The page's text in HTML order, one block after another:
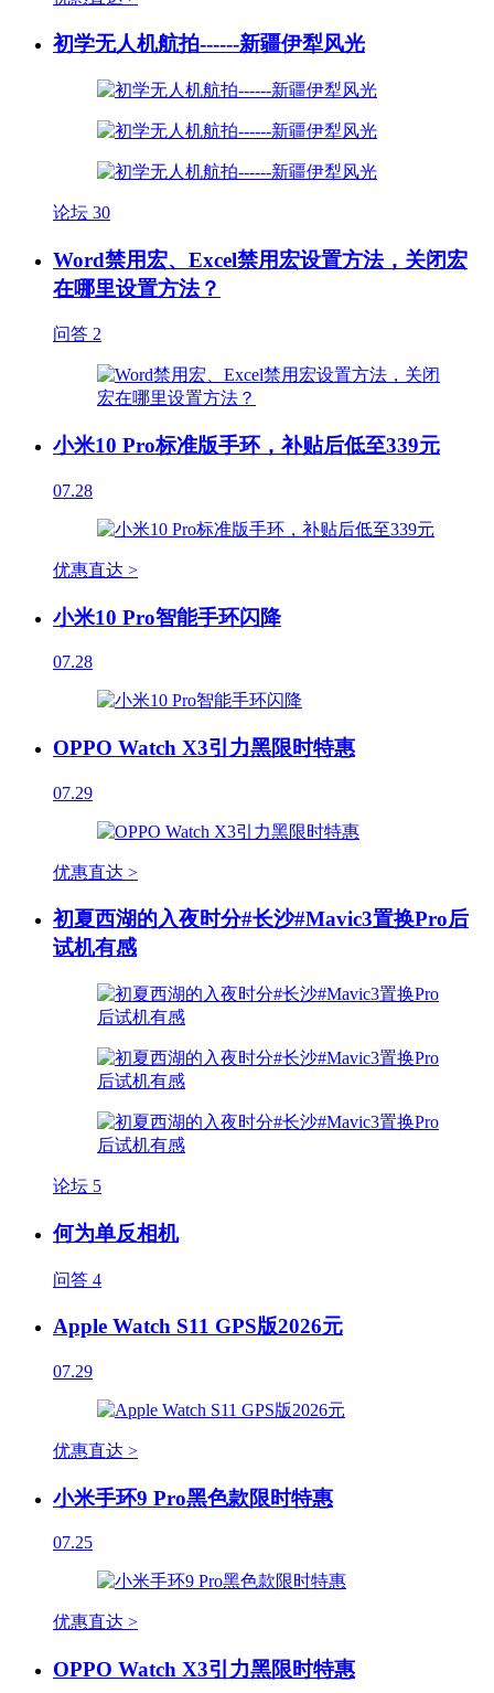
初学无人机航拍------新疆伊犁风光
论坛 30
Word禁用宏、Excel禁用宏设置方法，关闭宏
在哪里设置方法？
问答 2
小米10 Pro标准版手环，补贴后低至339元
07.28
优惠直达 >
小米10 Pro智能手环闪降
07.28
OPPO Watch X3引力黑限时特惠
07.29
优惠直达 >
初夏西湖的入夜时分#长沙#Mavic3置换Pro后
试机有感
论坛 5
何为单反相机
问答 4
Apple Watch S11 GPS版2026元
07.29
优惠直达 >
小米手环9 Pro黑色款限时特惠
07.25
优惠直达 >
OPPO Watch X3引力黑限时特惠